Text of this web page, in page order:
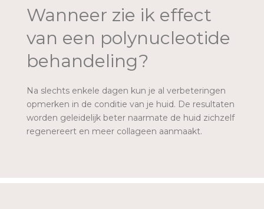
Wanneer zie ik effect
van een polynucleotide
behandeling?
Na slechts enkele dagen kun je al verbeteringen
opmerken in de conditie van je huid. De resultaten
worden geleidelijk beter naarmate de huid zichzelf
regenereert en meer collageen aanmaakt.